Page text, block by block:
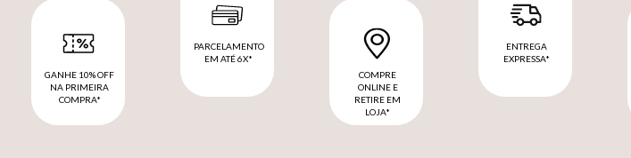
GANHE 10% OFF
NA PRIMEIRA
COMPRA*
PARCELAMENTO
EM ATÉ 6X*
COMPRE
ONLINE E
RETIRE EM
LOJA*
ENTREGA
EXPRESSA*